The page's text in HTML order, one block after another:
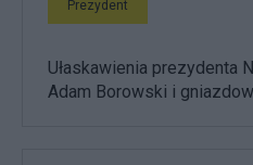
Prezydent
Ułaskawienia prezydenta
Adam Borowski i